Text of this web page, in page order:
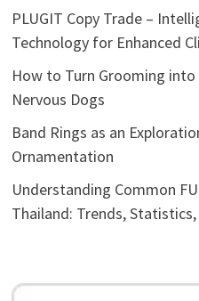
PLUGIT Copy Trade –
Technology for Enhanced
How to Turn Grooming
Nervous Dogs
Band Rings as an
Ornamentation
Understanding Common
Thailand: Trends,